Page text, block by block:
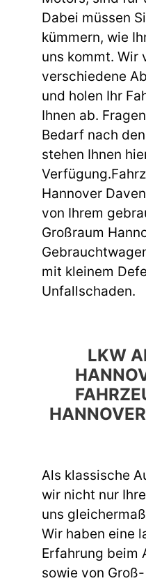
Dabei müssen
kümmern, wie
uns kommt. Wir
verschiedene
und holen Ihr
Ihnen ab.
Bedarf nach
stehen Ihnen
Hannover
von Ihrem
Großraum
mit kleinem
Unfallschaden.
LKW
Als klassische
wir nicht nur
uns
Wir haben eine
Erfahrung beim
sowie von